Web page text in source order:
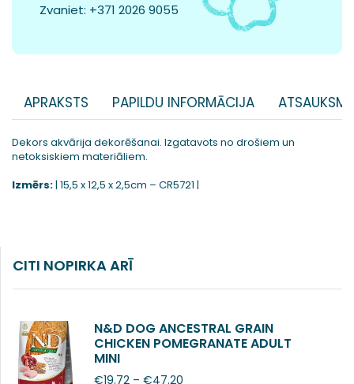
Zvaniet: +371 2026 9055
APRAKSTS PAPILDU INFORMĀCIJA
Dekors akvārija dekorēšanai. Izgatavots no drošiem un
netoksiskiem materiāliem.
Izmērs:| 15,5 x 12,5 x 2,5cm – CR5721 |
CITI NOPIRKA ARĪ
N&D DOG ANCESTRAL GRAIN
CHICKEN POMEGRANATE ADULT
MINI
€19.72 – €47.20